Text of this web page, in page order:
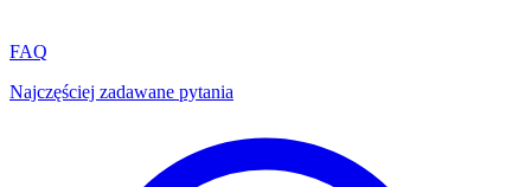
FAQ
Najczęściej zadawane pytania